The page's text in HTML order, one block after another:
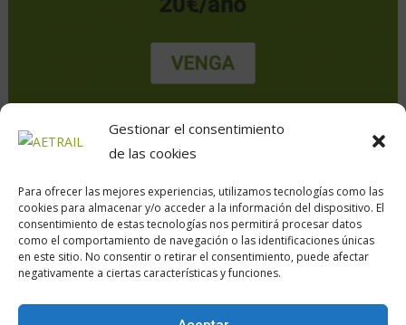
Gestionar el consentimiento
de las cookies
Para ofrecer las mejores experiencias, utilizamos tecnologías como las
cookies para almacenar y/o acceder a la información del dispositivo. El
consentimiento de estas tecnologías nos permitirá procesar datos
como el comportamiento de navegación o las identificaciones únicas
en este sitio. No consentir o retirar el consentimiento, puede afectar
negativamente a ciertas características y funciones.
Calle Daoiz, 12, Madrid